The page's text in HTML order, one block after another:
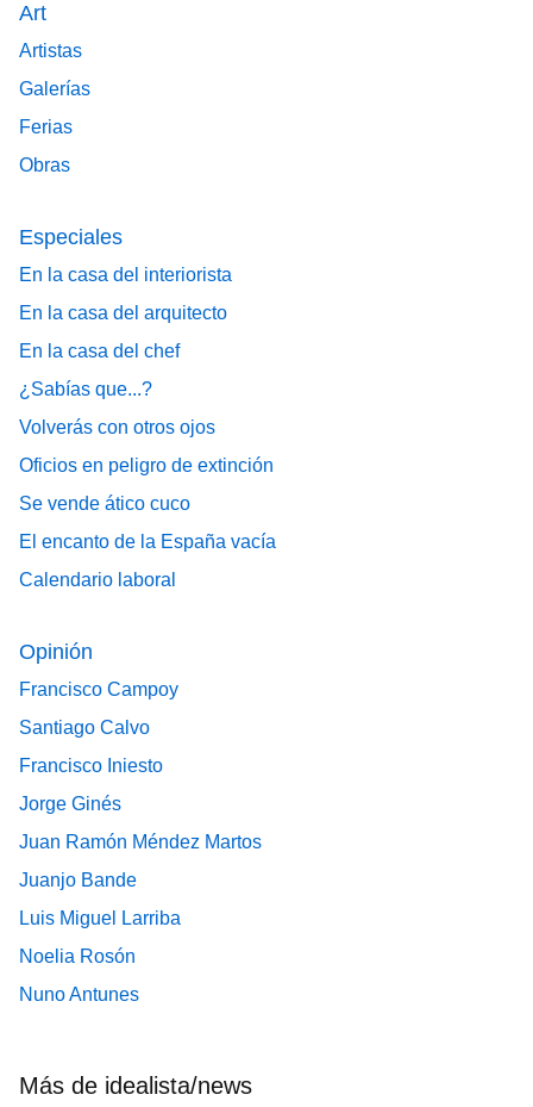
Art
Artistas
Galerías
Ferias
Obras
Especiales
En la casa del interiorista
En la casa del arquitecto
En la casa del chef
¿Sabías que...?
Volverás con otros ojos
Oficios en peligro de extinción
Se vende ático cuco
El encanto de la España vacía
Calendario laboral
Opinión
Francisco Campoy
Santiago Calvo
Francisco Iniesto
Jorge Ginés
Juan Ramón Méndez Martos
Juanjo Bande
Luis Miguel Larriba
Noelia Rosón
Nuno Antunes
Más de idealista/news